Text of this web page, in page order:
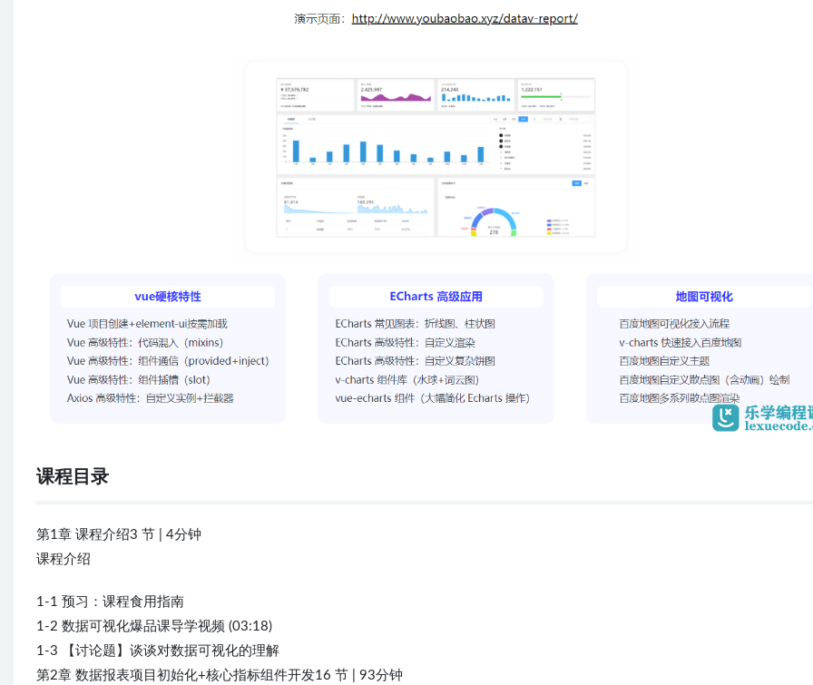
课程目录
第1章 课程介绍3 节 | 4分钟
课程介绍
1-1 预习：课程食用指南
1-2 数据可视化爆品课导学视频 (03:18)
1-3 【讨论题】谈谈对数据可视化的理解
第2章 数据报表项目初始化+核心指标组件开发16 节 | 93分钟